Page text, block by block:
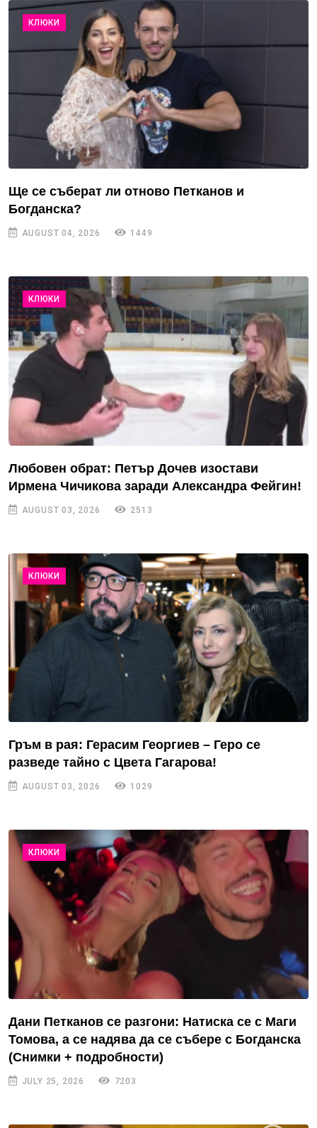
КЛЮКИ
Ще се съберат ли отново Петканов и
Богданска?
AUGUST 04, 2026 1449
КЛЮКИ
Любовен обрат: Петър Дочев изостави
Ирмена Чичикова заради Александра Фейгин!
AUGUST 03, 2026 2513
КЛЮКИ
Гръм в рая: Герасим Георгиев – Геро се
разведе тайно с Цвета Гагарова!
AUGUST 03, 2026 1029
КЛЮКИ
Дани Петканов се разгони: Натиска се с Маги
Томова, а се надява да се събере с Богданска
(Снимки + подробности)
JULY 25, 2026 7203